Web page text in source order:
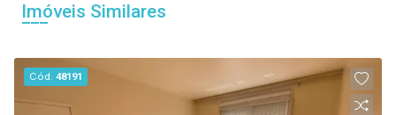
Imóveis Similares
Cód.48191